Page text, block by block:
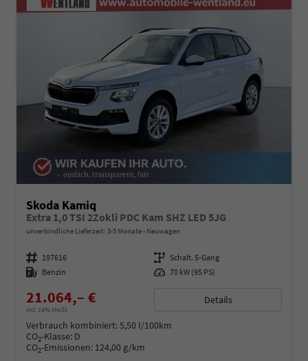
Skoda Kamiq
Extra 1,0 TSI 2Zokli PDC Kam SHZ LED 5JG
unverbindliche Lieferzeit: 3-5 Monate Neuwagen
Fahrzeugnummer 197616 Getriebe Schalt. 5-Gang
Kraftstoff Benzin Leistung 70 kW (95 PS)
21.064,– €
incl. 19% MwSt.
Details
Verbrauch kombiniert:5,50 l/100km
CO2-Klasse: D
CO2-Emissionen: 124,00 g/km